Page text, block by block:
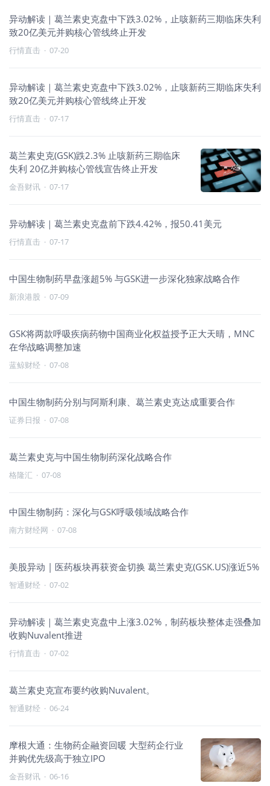
异动解读｜葛兰素史克盘中下跌3.02%，止咳新药三期临床失利
致20亿美元并购核心管线终止开发
行情直击 · 07-20
异动解读｜葛兰素史克盘中下跌3.02%，止咳新药三期临床失利
致20亿美元并购核心管线终止开发
行情直击 · 07-17
葛兰素史克(GSK)跌2.3% 止咳新药三期临床
失利 20亿并购核心管线宣告终止开发
金吾财讯 · 07-17
异动解读｜葛兰素史克盘前下跌4.42%，报50.41美元
行情直击 · 07-17
中国生物制药早盘涨超5% 与GSK进一步深化独家战略合作
新浪港股 · 07-09
GSK将两款呼吸疾病药物中国商业化权益授予正大天晴，MNC
在华战略调整加速
蓝鲸财经 · 07-08
中国生物制药分别与阿斯利康、葛兰素史克达成重要合作
证券日报 · 07-08
葛兰素史克与中国生物制药深化战略合作
格隆汇 · 07-08
中国生物制药：深化与GSK呼吸领域战略合作
南方财经网 · 07-08
美股异动 | 医药板块再获资金切换 葛兰素史克(GSK.US)涨近5%
智通财经 · 07-02
异动解读｜葛兰素史克盘中上涨3.02%，制药板块整体走强叠加
收购Nuvalent推进
行情直击 · 07-02
葛兰素史克宣布要约收购Nuvalent。
智通财经 · 06-24
摩根大通：生物药企融资回暖 大型药企行业
并购优先级高于独立IPO
金吾财讯 · 06-16